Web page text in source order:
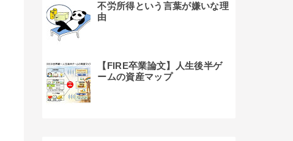
不労所得という言葉が嫌いな理
由
【FIRE卒業論文】人生後半ゲ
ームの資産マップ